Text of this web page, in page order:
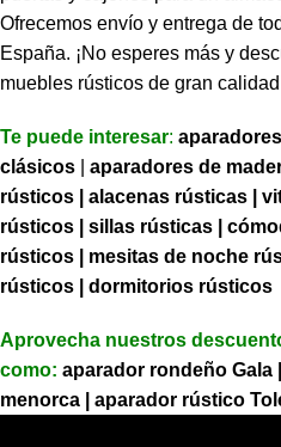
Ofrecemos envío y entrega de
España. ¡No esperes más y
muebles rústicos de gran
Te puede interesar:
clásicos
aparadores de
rústicos
alacenas rústicas
rústicos
sillas rústicas
rústicos
mesitas de noche
rústicos
dormitorios rústicos
Aprovecha nuestros
como: aparador rondeño Gala
menorca
aparador rústico